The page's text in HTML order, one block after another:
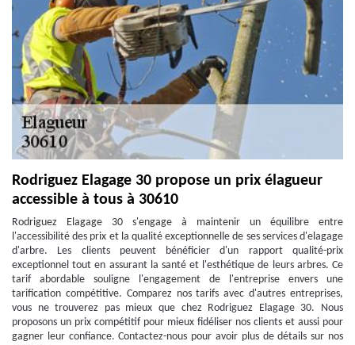
Rodriguez Elagage 30 propose un prix élagueur
accessible à tous à 30610
Rodriguez Elagage 30 s'engage à maintenir un équilibre entre
l'accessibilité des prix et la qualité exceptionnelle de ses services d'elagage
d'arbre. Les clients peuvent bénéficier d'un rapport qualité-prix
exceptionnel tout en assurant la santé et l'esthétique de leurs arbres. Ce
tarif abordable souligne l'engagement de l'entreprise envers une
tarification compétitive. Comparez nos tarifs avec d'autres entreprises,
vous ne trouverez pas mieux que chez Rodriguez Elagage 30. Nous
proposons un prix compétitif pour mieux fidéliser nos clients et aussi pour
gagner leur confiance. Contactez-nous pour avoir plus de détails sur nos